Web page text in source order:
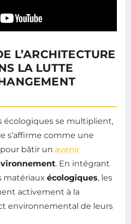
L’ARCHITECTURE
LA LUTTE
écologiques se multiplient,
s’affirme comme une
bâtir un avenir
. En intégrant
matériaux écologiques, les
activement à la
environnemental de leurs